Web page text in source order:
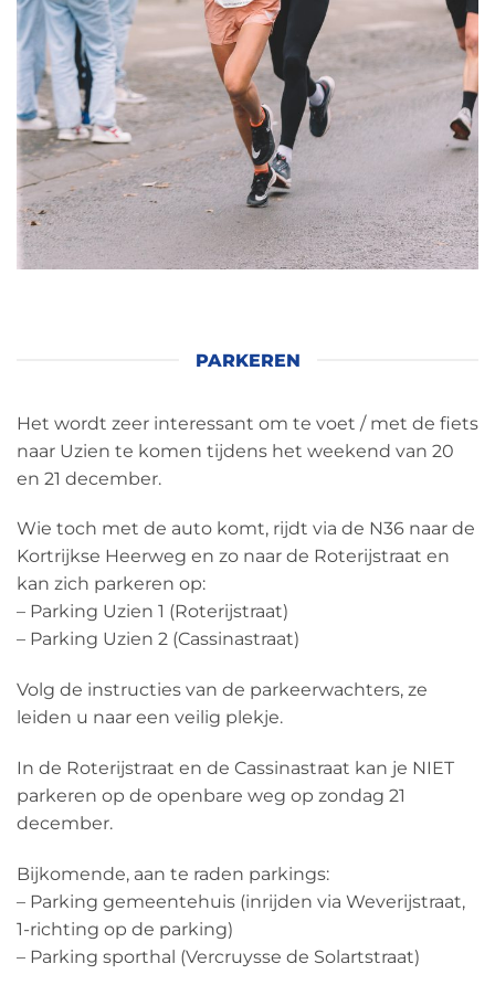
PARKEREN
Het wordt zeer interessant om te voet / met de fiets
naar Uzien te komen tijdens het weekend van 20
en 21 december.
Wie toch met de auto komt, rijdt via de N36 naar de
Kortrijkse Heerweg en zo naar de Roterijstraat en
kan zich parkeren op:
– Parking Uzien 1 (Roterijstraat)
– Parking Uzien 2 (Cassinastraat)
Volg de instructies van de parkeerwachters, ze
leiden u naar een veilig plekje.
In de Roterijstraat en de Cassinastraat kan je NIET
parkeren op de openbare weg op zondag 21
december.
Bijkomende, aan te raden parkings:
– Parking gemeentehuis (inrijden via Weverijstraat,
1-richting op de parking)
– Parking sporthal (Vercruysse de Solartstraat)